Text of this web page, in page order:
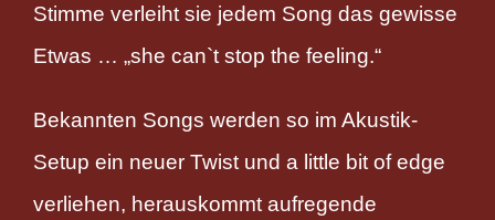
Stimme verleiht sie jedem Song das gewisse
Etwas … „she can`t stop the feeling.“
Bekannten Songs werden so im Akustik-
Setup ein neuer Twist und a little bit of edge
verliehen, herauskommt aufregende